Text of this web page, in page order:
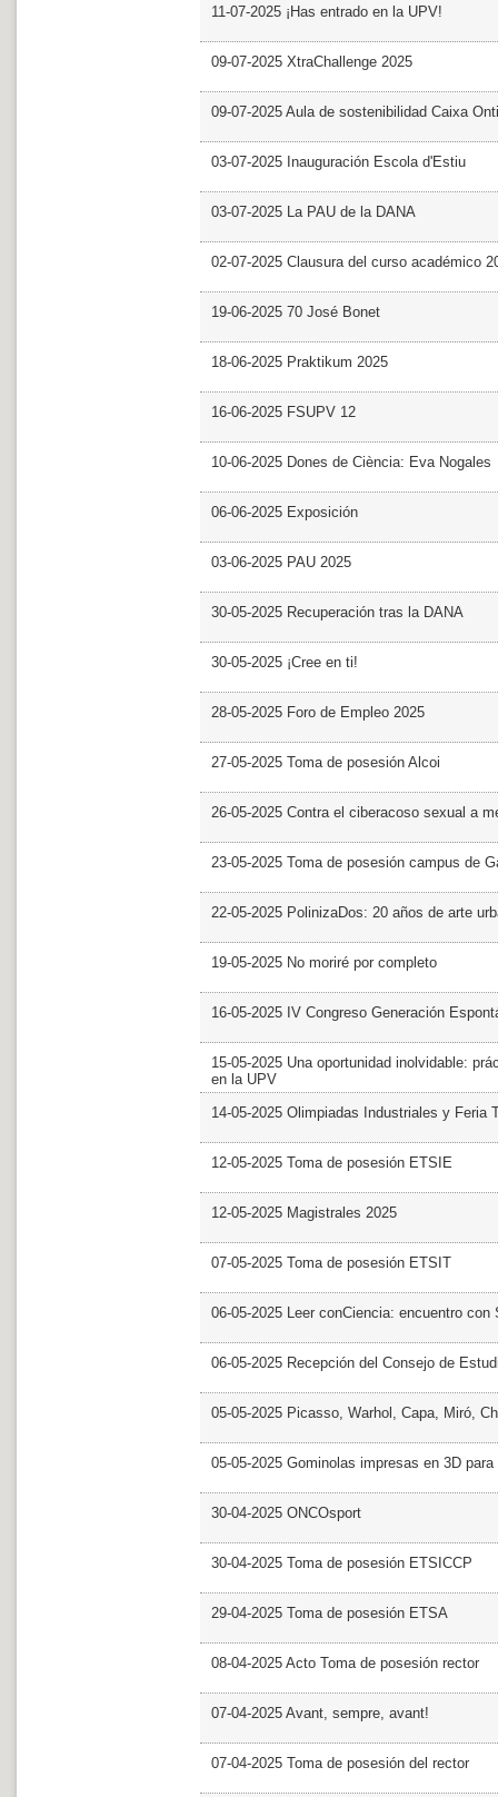
11-07-2025 ¡Has entrado en la UPV!
09-07-2025 XtraChallenge 2025
09-07-2025 Aula de sostenibilidad Caixa
03-07-2025 Inauguración Escola d'Estiu
03-07-2025 La PAU de la DANA
02-07-2025 Clausura del curso académico
19-06-2025 70 José Bonet
18-06-2025 Praktikum 2025
16-06-2025 FSUPV 12
10-06-2025 Dones de Ciència: Eva Nogales
06-06-2025 Exposición
03-06-2025 PAU 2025
30-05-2025 Recuperación tras la DANA
30-05-2025 ¡Cree en ti!
28-05-2025 Foro de Empleo 2025
27-05-2025 Toma de posesión Alcoi
26-05-2025 Contra el ciberacoso sexual a
23-05-2025 Toma de posesión campus de
22-05-2025 PolinizaDos: 20 años de arte
19-05-2025 No moriré por completo
16-05-2025 IV Congreso Generación
15-05-2025 Una oportunidad inolvidable:
en la UPV
14-05-2025 Olimpiadas Industriales y Feria
12-05-2025 Toma de posesión ETSIE
12-05-2025 Magistrales 2025
07-05-2025 Toma de posesión ETSIT
06-05-2025 Leer conCiencia: encuentro con
06-05-2025 Recepción del Consejo de
05-05-2025 Picasso, Warhol, Capa, Miró,
05-05-2025 Gominolas impresas en 3D
30-04-2025 ONCOsport
30-04-2025 Toma de posesión ETSICCP
29-04-2025 Toma de posesión ETSA
08-04-2025 Acto Toma de posesión rector
07-04-2025 Avant, sempre, avant!
07-04-2025 Toma de posesión del rector